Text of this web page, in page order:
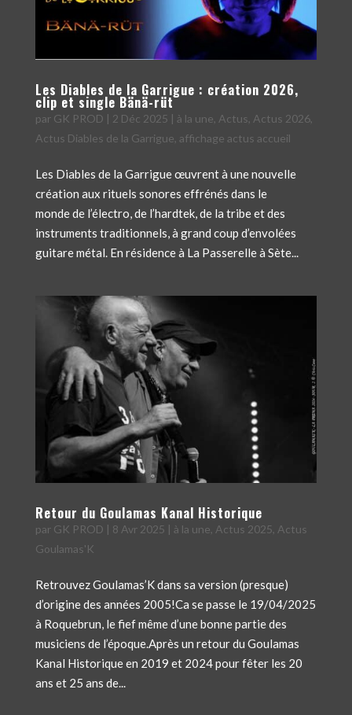
Les Diables de la Garrigue : création 2026,
clip et single Bänä-rüt
par GK PROD | 2 Déc 2025 | à la une Actus Actus 2026,
Actus Diables de la Garrigue affichage actus accueil
Les Diables de la Garrigue œuvrent à une nouvelle
création aux rituels sonores effrénés dans le
monde de l’électro, de l’hardtek, de la tribe et des
instruments traditionnels, à grand coup d’envolées
guitare métal. En résidence à La Passerelle à Sète...
Retour du Goulamas Kanal Historique
par GK PROD 8 Avr 2025 à la une, Actus 2025, Actus
Goulamas'K
Retrouvez Goulamas’K dans sa version (presque)
d’origine des années 2005!Ca se passe le 19/04/2025
à Roquebrun, le fief même d’une bonne partie des
musiciens de l’époque.Après un retour du Goulamas
Kanal Historique en 2019 et 2024 pour fêter les 20
ans et 25 ans de...